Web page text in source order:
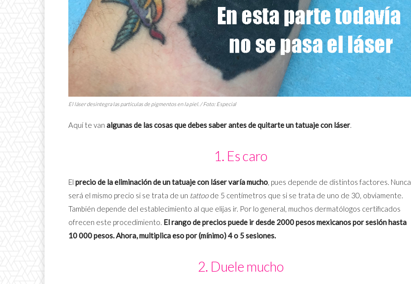
El láser desintegra las partículas de pigmentos en la piel. / Foto: Especial
Aquí te van algunas de las cosas que debes saber antes de quitarte un tatuaje con láser.
1. Es caro
El precio de la eliminación de un tatuaje con láser varía mucho, pues depende de distintos factores. Nunca
será el mismo precio si se trata de un tattoode 5 centímetros que si se trata de uno de 30, obviamente.
También depende del establecimiento al que elijas ir. Por lo general, muchos dermatólogos certificados
ofrecen este procedimiento. El rango de precios puede ir desde 2000 pesos mexicanos por sesión hasta
10 000 pesos. Ahora, multiplica eso por (mínimo) 4 o 5 sesiones.
2. Duele mucho